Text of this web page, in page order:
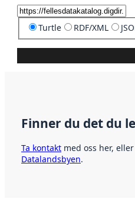
Turtle RDF/XML
Finner du det du
Ta kontakt med oss her,
Datalandsbyen.